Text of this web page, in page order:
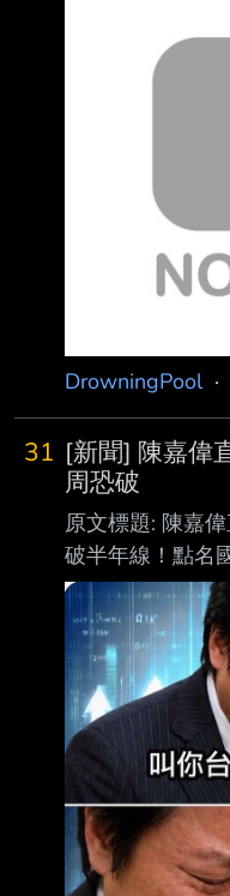
DrowningPool·
31 [新聞] 陳嘉偉
周恐破
原文標題: 陳嘉
破半年線！點名
https://
from=udn-
2026-08-07
綜合報導 原文
場的多空對決又
音節目中直接開
空頭趨勢根本
「無量反彈」跟